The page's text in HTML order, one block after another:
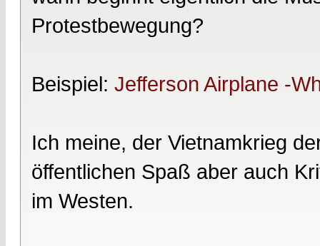
Protestbewegung?
Beispiel: Jefferson Airplane -
Ich meine, der Vietnamkrieg
öffentlichen Spaß aber auch
im Westen.